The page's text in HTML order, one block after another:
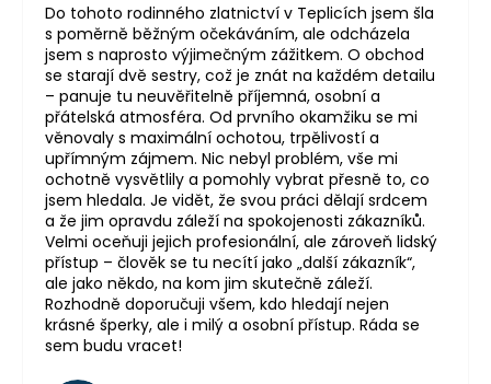
Do tohoto rodinného zlatnictví v Teplicích jsem šla
s poměrně běžným očekáváním, ale odcházela
jsem s naprosto výjimečným zážitkem. O obchod
se starají dvě sestry, což je znát na každém detailu
– panuje tu neuvěřitelně příjemná, osobní a
přátelská atmosféra. Od prvního okamžiku se mi
věnovaly s maximální ochotou, trpělivostí a
upřímným zájmem. Nic nebyl problém, vše mi
ochotně vysvětlily a pomohly vybrat přesně to, co
jsem hledala. Je vidět, že svou práci dělají srdcem
a že jim opravdu záleží na spokojenosti zákazníků.
Velmi oceňuji jejich profesionální, ale zároveň lidský
přístup – člověk se tu necítí jako „další zákazník“,
ale jako někdo, na kom jim skutečně záleží.
Rozhodně doporučuji všem, kdo hledají nejen
krásné šperky, ale i milý a osobní přístup. Ráda se
sem budu vracet!